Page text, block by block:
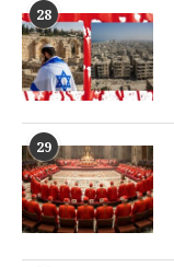
28
29